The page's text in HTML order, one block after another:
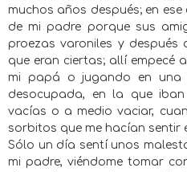
muchos años después; en
de mi padre porque sus
proezas varoniles y después
que eran ciertas; allí empecé
mi papá o jugando en una
desocupada, en la que
vacías o a medio vaciar,
sorbitos que me hacían
Sólo un día sentí unos
mi padre, viéndome tomar